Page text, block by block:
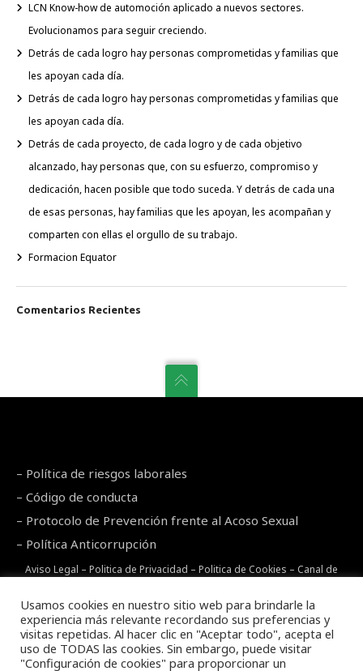
LCN Know-how de automoción aplicado a nuevos sectores.
Evolucionamos para seguir creciendo.
Detrás de cada logro hay personas comprometidas y familias que
les apoyan cada día.
Detrás de cada logro hay personas comprometidas y familias que
les apoyan cada día.
Detrás de cada proyecto, de cada logro y de cada objetivo
alcanzado, hay personas que, con su esfuerzo, compromiso y
dedicación, hacen posible que todo suceda. Y detrás de cada una
de esas personas, hay familias que les apoyan, les acompañan y
comparten con ellas el orgullo de su trabajo.
Formacion Equator
Comentarios Recientes
– Política de riesgos laborales
– Código de conducta
– Protocolo de Prevención frente al Acoso Sexual
– Política Anticorrupción
Aviso Legal – Politica de Privacidad – Politica de Cookies – Canal de
Usamos cookies en nuestro sitio web para brindarle la
experiencia más relevante recordando sus preferencias y
visitas repetidas. Al hacer clic en "Aceptar todo", acepta el
uso de TODAS las cookies. Sin embargo, puede visitar
"Configuración de cookies" para proporcionar un